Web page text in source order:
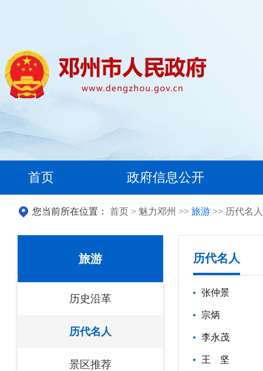
首页 政府信息公开
您当前所在位置： 首页 > 魅力邓州 >> 旅游 >> 历代名人
旅游
历史沿革
历代名人
景区推荐
历代名人
张仲景
宗炳
李永茂
王 坚